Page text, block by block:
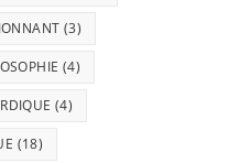
(3)
(4)
(4)
(18)